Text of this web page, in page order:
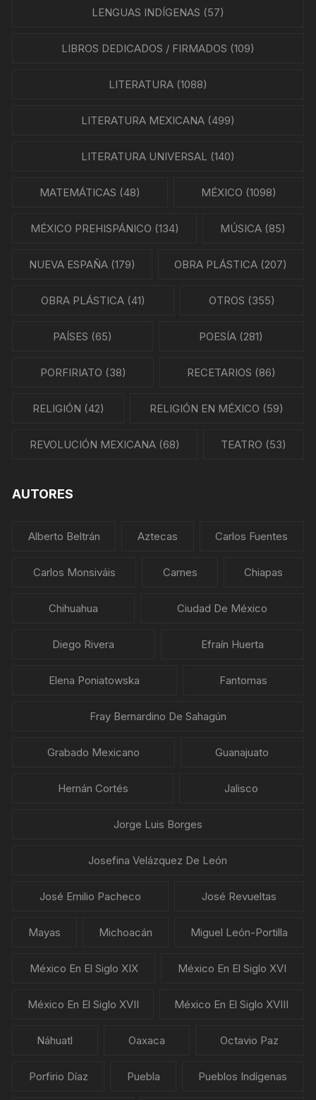
LENGUAS INDÍGENAS (57)
LIBROS DEDICADOS / FIRMADOS (109)
LITERATURA(1088)
LITERATURA MEXICANA(499)
LITERATURA UNIVERSAL (140)
MATEMÁTICAS (48) MÉXICO (1098)
MÉXICO PREHISPÁNICO (134) MÚSICA (85)
NUEVA ESPAÑA(179) OBRA PLÁSTICA (207)
OBRA PLÁSTICA (41) OTROS (355)
PAÍSES (65) POESÍA (281)
PORFIRIATO (38) RECETARIOS (86)
RELIGIÓN (42) RELIGIÓN EN MÉXICO (59)
REVOLUCIÓN MEXICANA (68) TEATRO (53)
AUTORES
Alberto Beltrán Aztecas Carlos Fuentes
Carlos Monsiváis Carnes Chiapas
Chihuahua Ciudad De México
Diego Rivera Efraín Huerta
Elena Poniatowska Fantomas
Fray Bernardino De Sahagún
Grabado Mexicano Guanajuato
Hernán Cortés Jalisco
Jorge Luis Borges
Josefina Velázquez De León
José Emilio Pacheco José Revueltas
Mayas Michoacán Miguel León-Portilla
México En El Siglo XIX México En El Siglo XVI
México En El Siglo XVII México En El Siglo XVIII
Náhuatl Oaxaca Octavio Paz
Porfirio Díaz Puebla Pueblos Indígenas